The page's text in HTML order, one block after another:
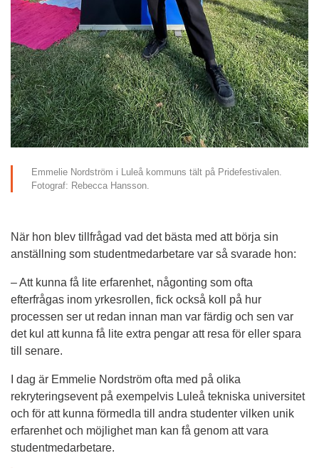
Emmelie Nordström i Luleå kommuns tält på Pridefestivalen.
Fotograf: Rebecca Hansson.
När hon blev tillfrågad vad det bästa med att börja sin
anställning som studentmedarbetare var så svarade hon:
– Att kunna få lite erfarenhet, någonting som ofta
efterfrågas inom yrkesrollen, fick också koll på hur
processen ser ut redan innan man var färdig och sen var
det kul att kunna få lite extra pengar att resa för eller spara
till senare.
I dag är Emmelie Nordström ofta med på olika
rekryteringsevent på exempelvis Luleå tekniska universitet
och för att kunna förmedla till andra studenter vilken unik
erfarenhet och möjlighet man kan få genom att vara
studentmedarbetare.